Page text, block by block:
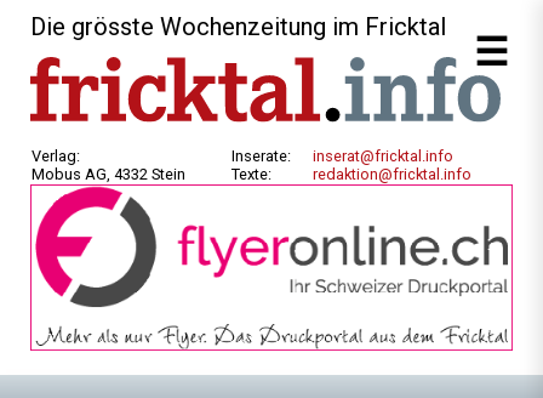
Die grösste Wochenzeitung im Fricktal
Verlag:
Mobus AG, 4332 Stein
Inserate:
Texte:
inserat@fricktal.info
redaktion@fricktal.info